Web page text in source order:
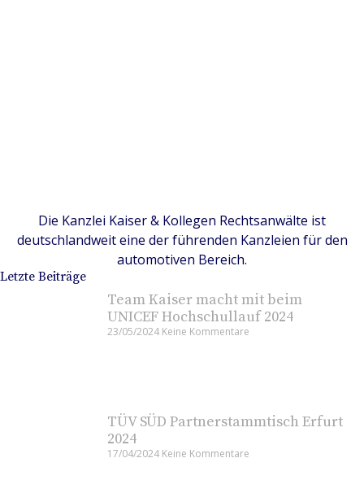
Die Kanzlei Kaiser & Kollegen Rechtsanwälte ist
deutschlandweit eine der führenden Kanzleien für den
automotiven Bereich.
Letzte Beiträge
Team Kaiser macht mit beim
UNICEF Hochschullauf 2024
23/05/2024 Keine Kommentare
TÜV SÜD Partnerstammtisch Erfurt
2024
17/04/2024 Keine Kommentare